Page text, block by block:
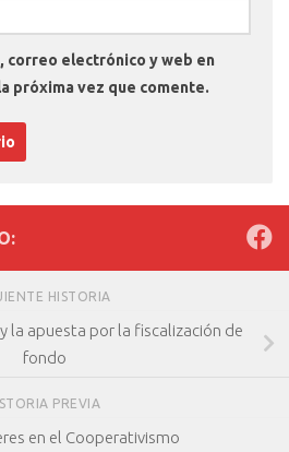
correo electrónico y web en
próxima vez que comente.
HISTORIA
la apuesta por la fiscalización de
fondo
PREVIA
en el Cooperativismo